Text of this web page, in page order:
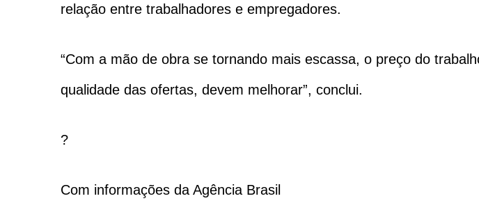
relação entre trabalhadores e empregadores.
“Com a mão de obra se tornando mais escassa, o preço do
qualidade das ofertas, devem melhorar”, conclui.
?
Com informações da Agência Brasil